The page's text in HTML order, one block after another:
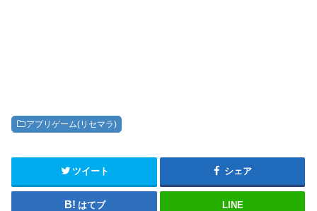
アプリゲーム(リセマラ)
ツイート シェア
はてブ LINE